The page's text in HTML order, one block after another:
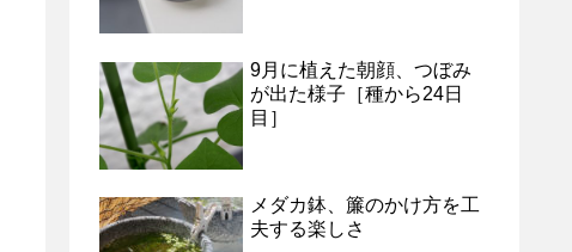
9月に植えた朝顔、つぼみ
が出た様子［種から24日
目］
メダカ鉢、簾のかけ方を工
夫する楽しさ